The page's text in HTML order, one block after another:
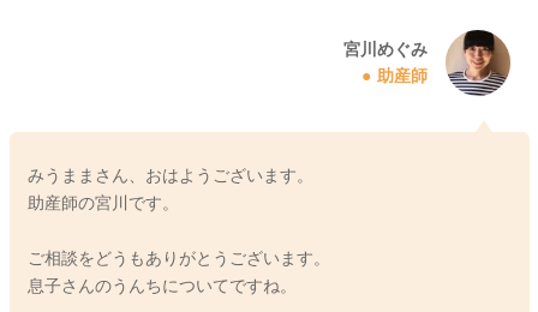
宮川めぐみ
助産師
みうままさん、おはようございます。
助産師の宮川です。
ご相談をどうもありがとうございます。
息子さんのうんちについてですね。